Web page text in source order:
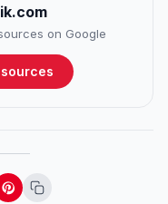
on Google